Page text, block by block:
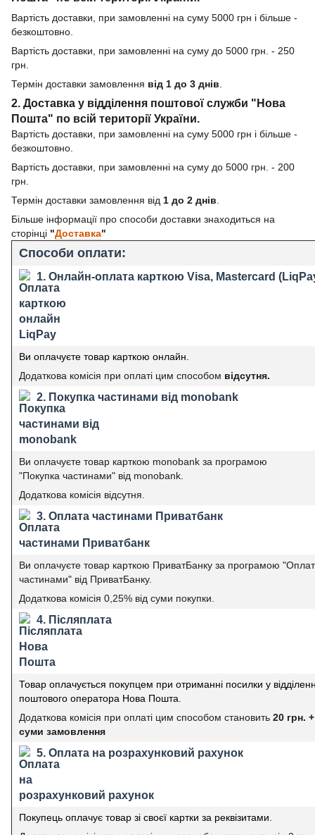
Вартість доставки, при замовленні на суму 5000 грн і більше -
безкоштовно.
Вартість доставки, при замовленні на суму до 5000 грн. - 250
грн.
Термін доставки замовлення від 1 до 3 днів
2. Доставка у відділення поштової служби "Нова
Пошта" по всій території України.
Вартість доставки, при замовленні на суму 5000 грн і більше -
безкоштовно.
Вартість доставки, при замовленні на суму до 5000 грн. - 200
грн.
Термін доставки замовлення від 1 до 2 днів
Більше інформації про способи доставки знаходиться на
сторінці "Доставка"
Способи оплати:
1. Онлайн-оплата карткою Visa, Mastercard
Ви оплачуєте товар карткою онлайн.
Додаткова комісія при оплаті цим способом відсутня.
2. Покупка частинами від monobank
Ви оплачуєте товар карткою monobank за програмою
"Покупка частинами" від monobank.
Додаткова комісія відсутня.
3. Оплата частинами Приватбанк
Ви оплачуєте товар карткою ПриватБанку за програмою
частинами" від ПриватБанку.
Додаткова комісія 0,25% від суми покупки.
4. Післяплата
Товар оплачується покупцем при отриманні посилки у
поштового оператора Нова Пошта.
Додаткова комісія при оплаті цим способом становить 20 грн.
суми замовлення
5. Оплата на розрахунковий рахунок
Покупець оплачує товар зі своєї картки за реквізитами.